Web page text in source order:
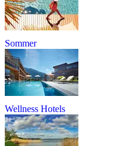
Sommer
Wellness Hotels